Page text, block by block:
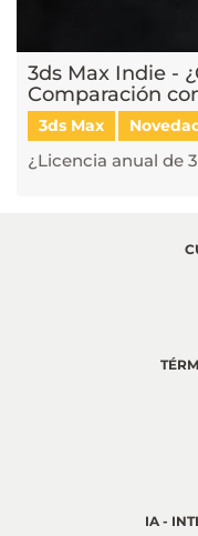
3ds Max Indie -
Comparación
3ds Max
¿Licencia anual de
IA -